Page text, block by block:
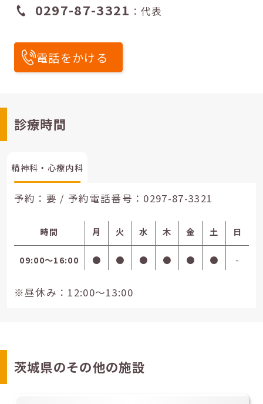
0297-87-3321 ：代表
電話をかける
診療時間
精神科・心療内科
予約：要 / 予約電話番号： 0297-87-3321
時間 月 火 水 木 金 土 日
09:00〜16:00 ● ● ● ● ● ● -
※昼休み：12:00～13:00
茨城県のその他の施設